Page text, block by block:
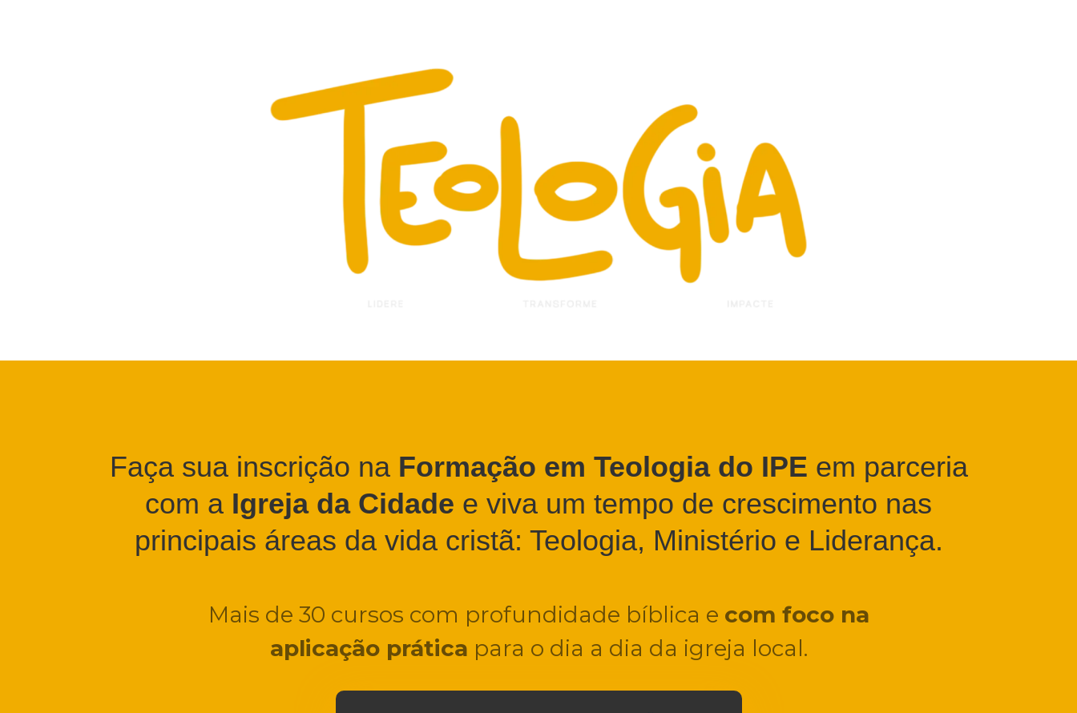
Faça sua inscrição na Formação em Teologia do IPE em parceria
com a Igreja da Cidade e viva um tempo de crescimento nas
principais áreas da vida cristã: Teologia, Ministério e Liderança.
Mais de 30 cursos com profundidade bíblica e com foco na
aplicação prática para o dia a dia da igreja local.